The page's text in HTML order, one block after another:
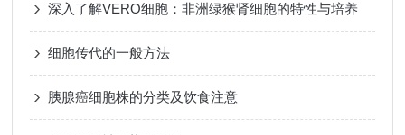
深入了解VERO细胞：非洲绿猴肾细胞的特性与培养
细胞传代的一般方法
胰腺癌细胞株的分类及饮食注意